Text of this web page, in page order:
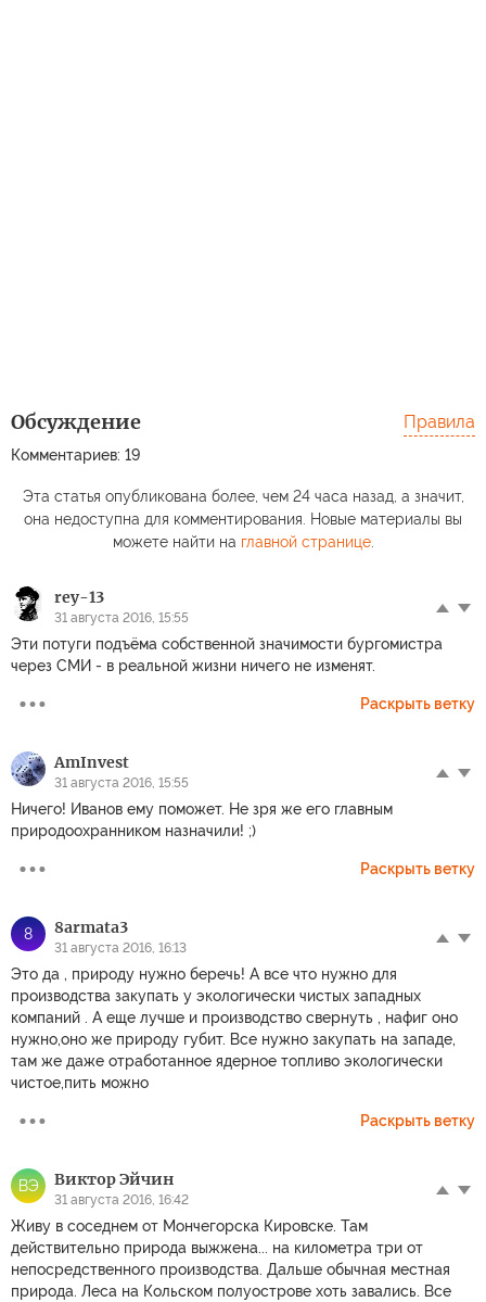
Обсуждение
Комментариев: 19
Правила
Эта статья опубликована более, чем 24 часа назад, а значит,
она недоступна для комментирования. Новые материалы вы
можете найти на главной странице.
rey-13
31 августа 2016, 15:55
Эти потуги подъёма собственной значимости бургомистра
через СМИ - в реальной жизни ничего не изменят.
Раскрыть ветку
AmInvest
31 августа 2016, 15:55
Ничего! Иванов ему поможет. Не зря же его главным
природоохранником назначили! ;)
Раскрыть ветку
8 8armata3
31 августа 2016, 16:13
Это да , природу нужно беречь! А все что нужно для
производства закупать у экологически чистых западных
компаний . А еще лучше и производство свернуть , нафиг оно
нужно,оно же природу губит. Все нужно закупать на западе,
там же даже отработанное ядерное топливо экологически
чистое,пить можно
Раскрыть ветку
ВЭ Виктор Эйчин
31 августа 2016, 16:42
Живу в соседнем от Мончегорска Кировске. Там
действительно природа выжжена... на километра три от
непосредственного производства. Дальше обычная местная
природа. Леса на Кольском полуострове хоть завались. Все